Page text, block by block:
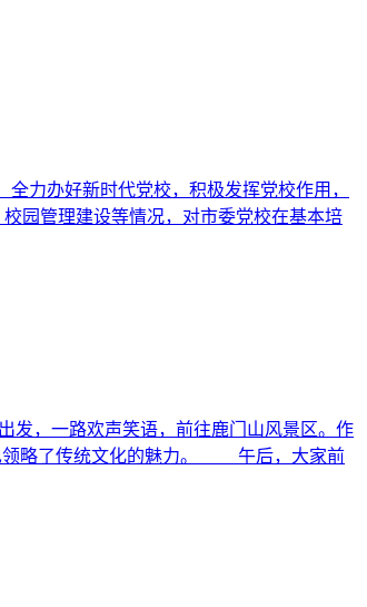
力办好新时代党校，积极发挥党校作用，
园管理建设等情况，对市委党校在基本培
，一路欢声笑语，前往鹿门山风景区。作
也领略了传统文化的魅力。 午后，大家前